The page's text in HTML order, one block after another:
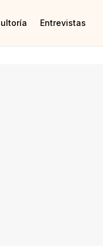
Entrevistas